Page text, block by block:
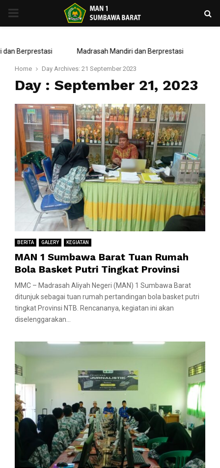
PRIMARY
Berprestasi Madrasah Mandiri dan Berprestasi
Home Day Archives: 21 September 2023
Day : September 21, 2023
BERITA GALERY KEGIATAN
MAN 1 Sumbawa Barat Tuan Rumah
Bola Basket Putri Tingkat Provinsi
MMC – Madrasah Aliyah Negeri (MAN) 1 Sumbawa Barat
ditunjuk sebagai tuan rumah pertandingan bola basket putri
tingkat Provinsi NTB. Rencananya, kegiatan ini akan
diselenggarakan...